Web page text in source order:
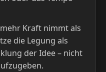
Kraft nimmt als
die Legung als
der Idee – nicht